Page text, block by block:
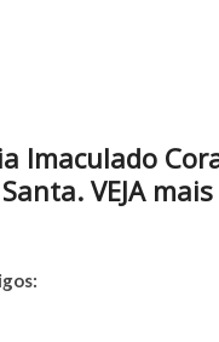
Imaculado
VEJA